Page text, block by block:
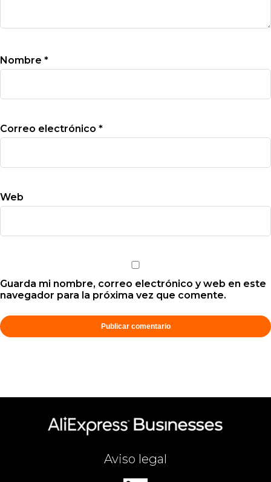
Nombre *
Correo electrónico *
Web
Guarda mi nombre, correo electrónico y web en este
navegador para la próxima vez que comente.
Aviso legal